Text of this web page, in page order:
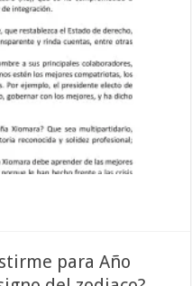
para Año